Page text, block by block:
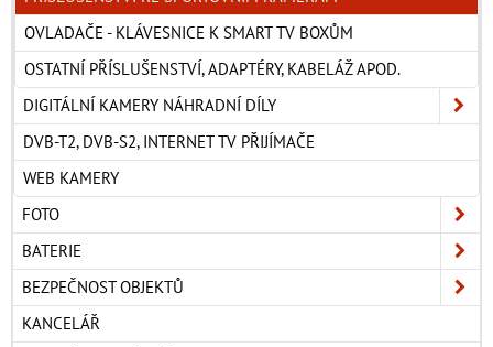
OVLADAČE - KLÁVESNICE K SMART TV BOXŮM
OSTATNÍ PŘÍSLUŠENSTVÍ, ADAPTÉRY, KABELÁŽ APOD.
DIGITÁLNÍ KAMERY NÁHRADNÍ DÍLY
DVB-T2, DVB-S2, INTERNET TV PŘIJÍMAČE
WEB KAMERY
FOTO
BATERIE
BEZPEČNOST OBJEKTŮ
KANCELÁŘ